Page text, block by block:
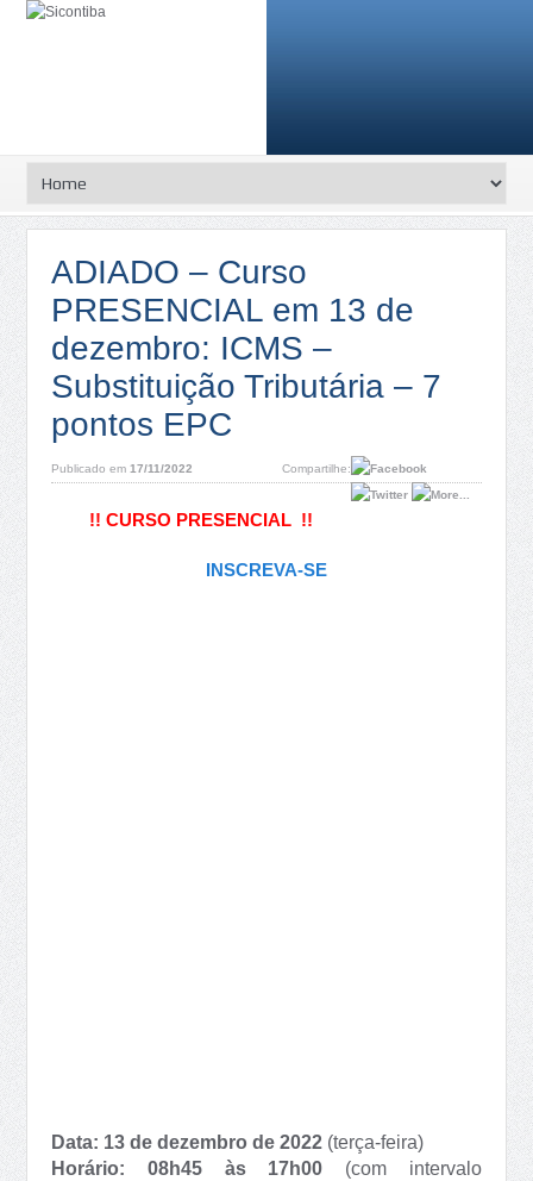
ADIADO – Curso
PRESENCIAL em 13 de
dezembro: ICMS –
Substituição Tributária – 7
pontos EPC
Publicado em17/11/2022 Compartilhe:
!! CURSO PRESENCIAL !!
INSCREVA-SE
Data: 13 de dezembro de 2022 (terça-feira)
Horário:
08h45 às 17h00 (com intervalo